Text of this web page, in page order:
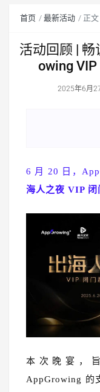
首页 最新活动 正文
活动回顾 |
owing
2025年6月
6 月 20 日，
海人之夜 VIP 闭
本次晚宴，
AppGrowing 的